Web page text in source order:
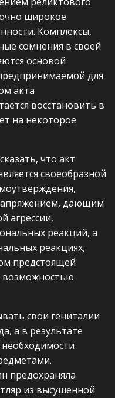
широкое
Комплексы,
сомнения в своей
основой
для
акта
восстановить в
на некоторое
что акт
своеобразной
дающим
агрессии,
реакций, а
реакциях,
предстоящей
возможностью
свои гениталии
а в результате
предохраняла
из высушенной